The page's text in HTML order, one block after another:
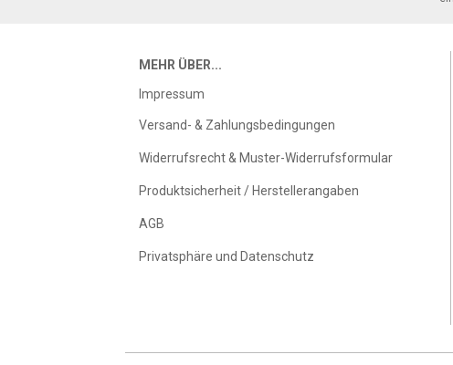
MEHR ÜBER...
Impressum
Versand- & Zahlungsbedingungen
Widerrufsrecht & Muster-Widerrufsformular
Produktsicherheit / Herstellerangaben
AGB
Privatsphäre und Datenschutz